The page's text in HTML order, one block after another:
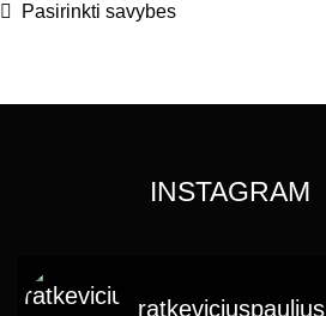
Pasirinkti savybes
INSTAGRAM
ratkeviciuspaulius